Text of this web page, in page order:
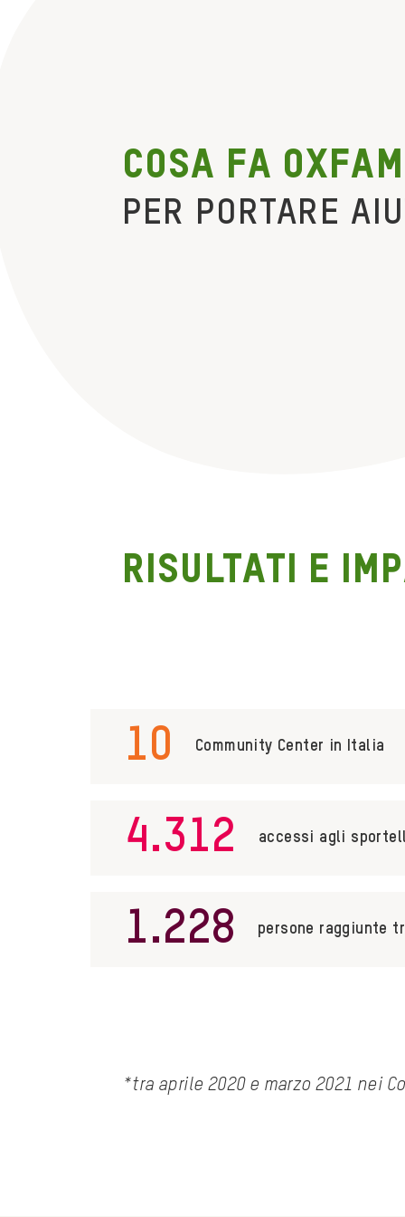
cosa fa oxfam
PER PORTARE
Risultati e
10 Community Center in Italia
4.312 accessi agli
1.228 persone raggiunte
*tra aprile 2020 e marzo 2021 nei